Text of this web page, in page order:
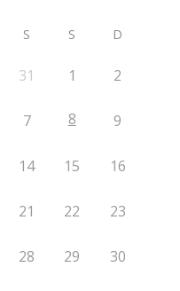
S S D
31 1 2
7 8 9
14 15 16
21 22 23
28 29 30